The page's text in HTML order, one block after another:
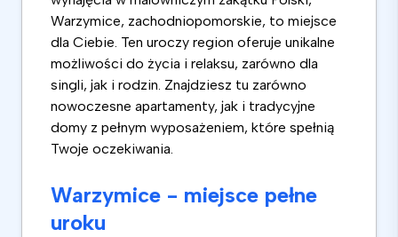
Warzymice, zachodniopomorskie, to miejsce
dla Ciebie. Ten uroczy region oferuje unikalne
możliwości do życia i relaksu, zarówno dla
singli, jak i rodzin. Znajdziesz tu zarówno
nowoczesne apartamenty, jak i tradycyjne
domy z pełnym wyposażeniem, które spełnią
Twoje oczekiwania.
Warzymice - miejsce pełne
uroku